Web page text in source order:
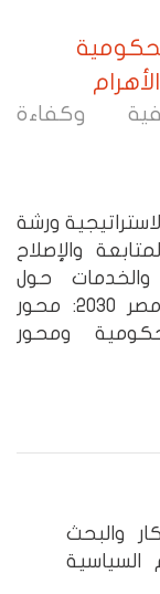
وكفاءة
ورشة
والإصلاح
والخدمات حول
استراتيجية التنمية المستدامة رؤية مصر 2030: محور
ومحور